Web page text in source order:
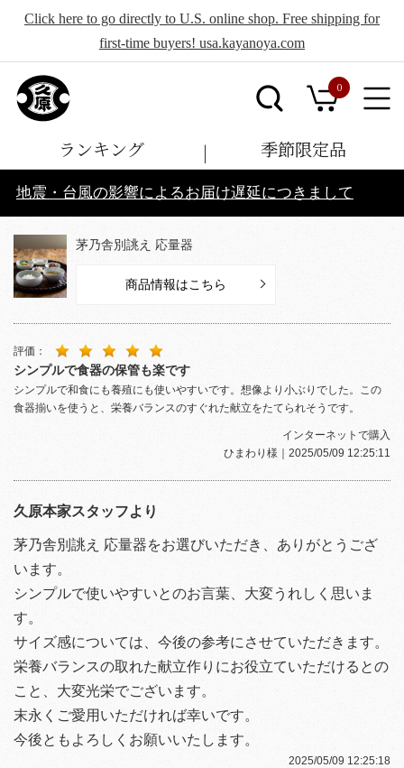
Click here to go directly to U.S. online shop. Free shipping for
first-time buyers! usa.kayanoya.com
0
ランキング 季節限定品
地震・台風の影響によるお届け遅延につきまして
茅乃舎別誂え 応量器
商品情報はこちら
評価：
シンプルで食器の保管も楽です
シンプルで和食にも養殖にも使いやすいです。想像より小ぶりでした。この
食器揃いを使うと、栄養バランスのすぐれた献立をたてられそうです。
インターネットで購入
ひまわり様 ｜2025/05/09 12:25:11
久原本家スタッフより
茅乃舎別誂え 応量器をお選びいただき、ありがとうござ
います。
シンプルで使いやすいとのお言葉、大変うれしく思いま
す。
サイズ感については、今後の参考にさせていただきます。
栄養バランスの取れた献立作りにお役立ていただけるとの
こと、大変光栄でございます。
末永くご愛用いただければ幸いです。
今後ともよろしくお願いいたします。
2025/05/09 12:25:18